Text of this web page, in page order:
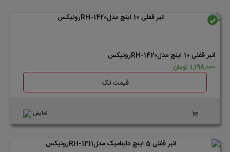
انبر قفلی 10 اینچ مدلRH-1420رونیکس
1,198,000 تومان
قیمت تک
نمایش